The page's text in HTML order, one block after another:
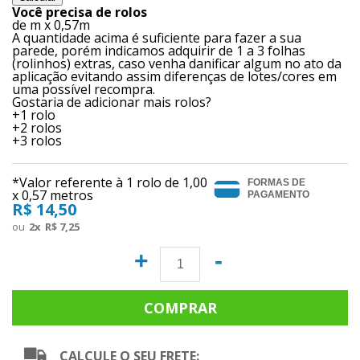
Você precisa de rolos
de m x 0,57m
A quantidade acima é suficiente para fazer a sua
parede, porém indicamos adquirir de 1 a 3 folhas
(rolinhos) extras, caso venha danificar algum no ato da
aplicação evitando assim diferenças de lotes/cores em
uma possível recompra.
Gostaria de adicionar mais rolos?
+1 rolo
+2 rolos
+3 rolos
*Valor referente à 1 rolo de 1,00
x 0,57 metros
R$ 14,50
2x R$ 7,25
FORMAS DE
PAGAMENTO
+ -
CALCULE O SEU FRETE: